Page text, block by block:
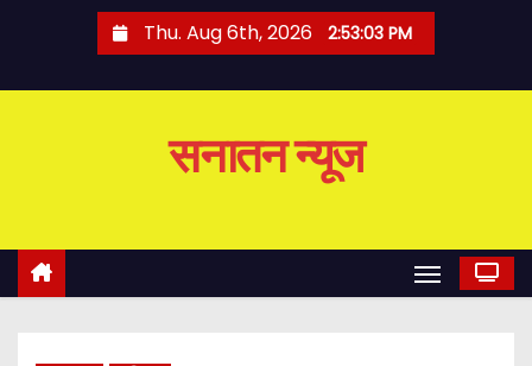
o
Thu. Aug 6th, 2026 2:53:04 PM
सनातन न्यूज